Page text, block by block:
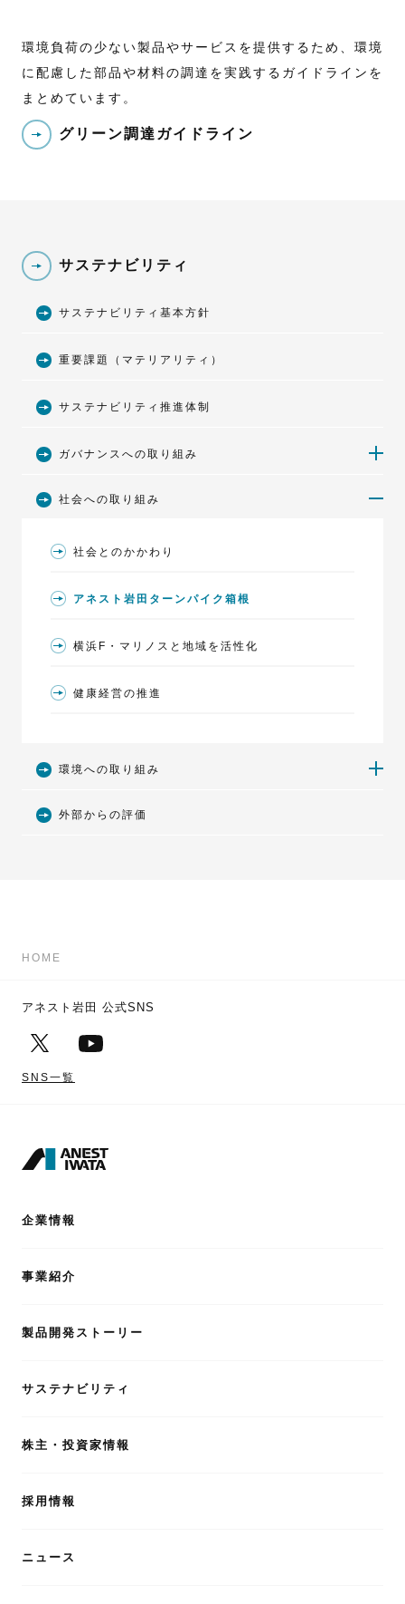
環境負荷の少ない製品やサービスを提供するため、環境
に配慮した部品や材料の調達を実践するガイドラインを
まとめています。
グリーン調達ガイドライン
サステナビリティ
サステナビリティ基本方針
重要課題（マテリアリティ）
サステナビリティ推進体制
ガバナンスへの取り組み
安全保障輸出管理
コーポレート・ガバナンス（企業統治）
事業等のリスク
対処すべき課題
社会への取り組み
社会とのかかわり
アネスト岩田ターンパイク箱根
横浜F・マリノスと地域を活性化
健康経営の推進
環境への取り組み
環境に対する考え方
外部からの評価
HOME
アネスト岩田 公式SNS
SNS一覧
企業情報
事業紹介
製品開発ストーリー
サステナビリティ
株主・投資家情報
採用情報
ニュース